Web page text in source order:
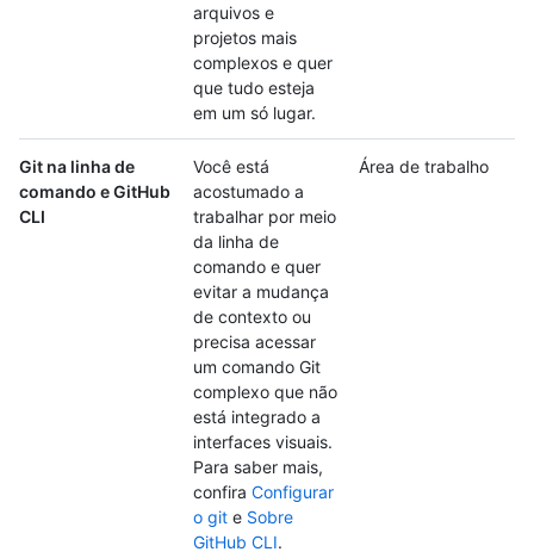
arquivos e
projetos mais
complexos e quer
que tudo esteja
em um só lugar.
Git na linha de
comando e GitHub
CLI
Você está
acostumado a
trabalhar por meio
da linha de
comando e quer
evitar a mudança
de contexto ou
precisa acessar
um comando Git
complexo que não
está integrado a
interfaces visuais.
Para saber mais,
confira Configurar
o git e Sobre
GitHub CLI.
Área de trabalho